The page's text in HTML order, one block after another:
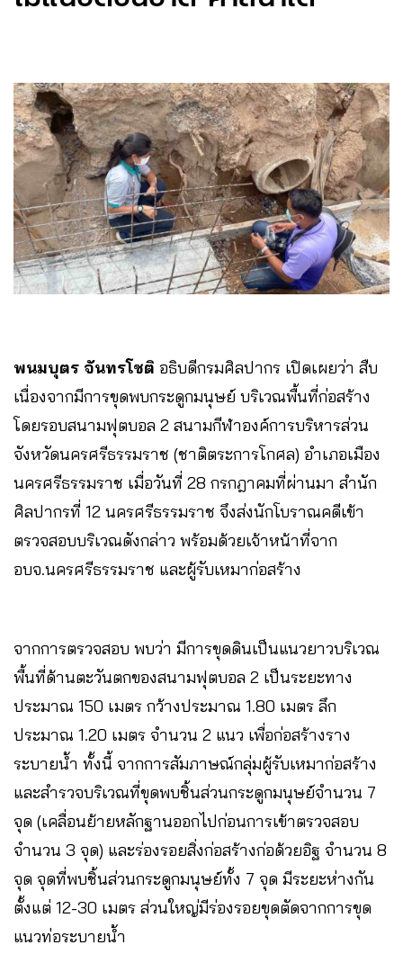
พนมบุตร จันทรโชติ อธิบดีกรมศิลปากร เปิดเผยว่า สืบ
เนื่องจากมีการขุดพบกระดูกมนุษย์ บริเวณพื้นที่ก่อสร้าง
โดยรอบสนามฟุตบอล 2 สนามกีฬาองค์การบริหารส่วน
จังหวัดนครศรีธรรมราช (ชาติตระการโกศล) อำเภอเมือง
นครศรีธรรมราช เมื่อวันที่ 28 กรกฎาคมที่ผ่านมา ​สำนัก
ศิลปากรที่ 12 นครศรีธรรมราช จึงส่งนักโบราณคดีเข้า
ตรวจสอบบริเวณดังกล่าว พร้อมด้วยเจ้าหน้าที่จาก
อบจ.นครศรีธรรมราช และผู้รับเหมาก่อสร้าง
จากการตรวจสอบ พบว่า มีการขุดดินเป็นแนวยาวบริเวณ
พื้นที่ด้านตะวันตกของสนามฟุตบอล 2 เป็นระยะทาง
ประมาณ 150 เมตร กว้างประมาณ 1.80 เมตร ลึก
ประมาณ 1.20 เมตร จำนวน 2 แนว เพื่อก่อสร้างราง
ระบายน้ำ ทั้งนี้ จากการสัมภาษณ์กลุ่มผู้รับเหมาก่อสร้าง
และสำรวจบริเวณที่ขุดพบชิ้นส่วนกระดูกมนุษย์จำนวน 7
จุด (เคลื่อนย้ายหลักฐานออกไปก่อนการเข้าตรวจสอบ
จำนวน 3 จุด) และร่องรอยสิ่งก่อสร้างก่อด้วยอิฐ จำนวน 8
จุด ​จุดที่พบชิ้นส่วนกระดูกมนุษย์ทั้ง 7 จุด มีระยะห่างกัน
ตั้งแต่ 12-30 เมตร ส่วนใหญ่มีร่องรอยขุดตัดจากการขุด
แนวท่อระบายน้ำ